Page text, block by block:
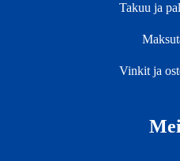
Takuu ja
Vinkit ja